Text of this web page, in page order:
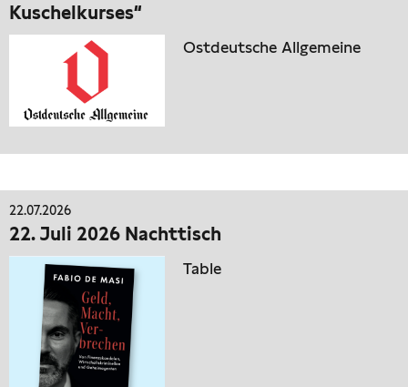
Kuschelkurses“
Ostdeutsche Allgemeine
22.07.2026
22. Juli 2026 Nachttisch
Table